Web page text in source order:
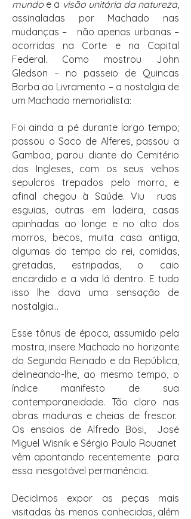
mundo e a visão unitária da natureza,
assinaladas por Machado nas
mudanças – não apenas urbanas –
ocorridas na Corte e na Capital
Federal. Como mostrou John
Gledson – no passeio de Quincas
Borba ao Livramento – a nostalgia de
um Machado memorialista:
Foi ainda a pé durante largo tempo;
passou o Saco de Alferes, passou a
Gamboa, parou diante do Cemitério
dos Ingleses, com os seus velhos
sepulcros trepados pelo morro, e
afinal chegou à Saúde. Viu ruas
esguias, outras em ladeira, casas
apinhadas ao longe e no alto dos
morros, becos, muita casa antiga,
algumas do tempo do rei, comidas,
gretadas, estripadas, o caio
encardido e a vida lá dentro. E tudo
isso lhe dava uma sensação de
nostalgia...
Esse tônus de época, assumido pela
mostra, insere Machado no horizonte
do Segundo Reinado e da República,
delineando-lhe, ao mesmo tempo, o
índice manifesto de sua
contemporaneidade. Tão claro nas
obras maduras e cheias de frescor.
Os ensaios de Alfredo Bosi, José
Miguel Wisnik e Sérgio Paulo Rouanet
vêm apontando recentemente para
essa inesgotável permanência.
Decidimos expor as peças mais
visitadas às menos conhecidas, além